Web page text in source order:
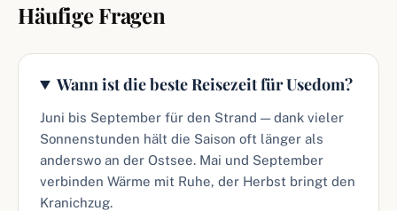
Häufige Fragen
Wann ist die beste Reisezeit für Usedom?
Juni bis September für den Strand — dank vieler
Sonnenstunden hält die Saison oft länger als
anderswo an der Ostsee. Mai und September
verbinden Wärme mit Ruhe, der Herbst bringt den
Kranichzug.